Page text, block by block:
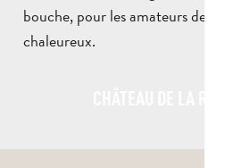
bouche, pour les amateurs de vins
chaleureux.